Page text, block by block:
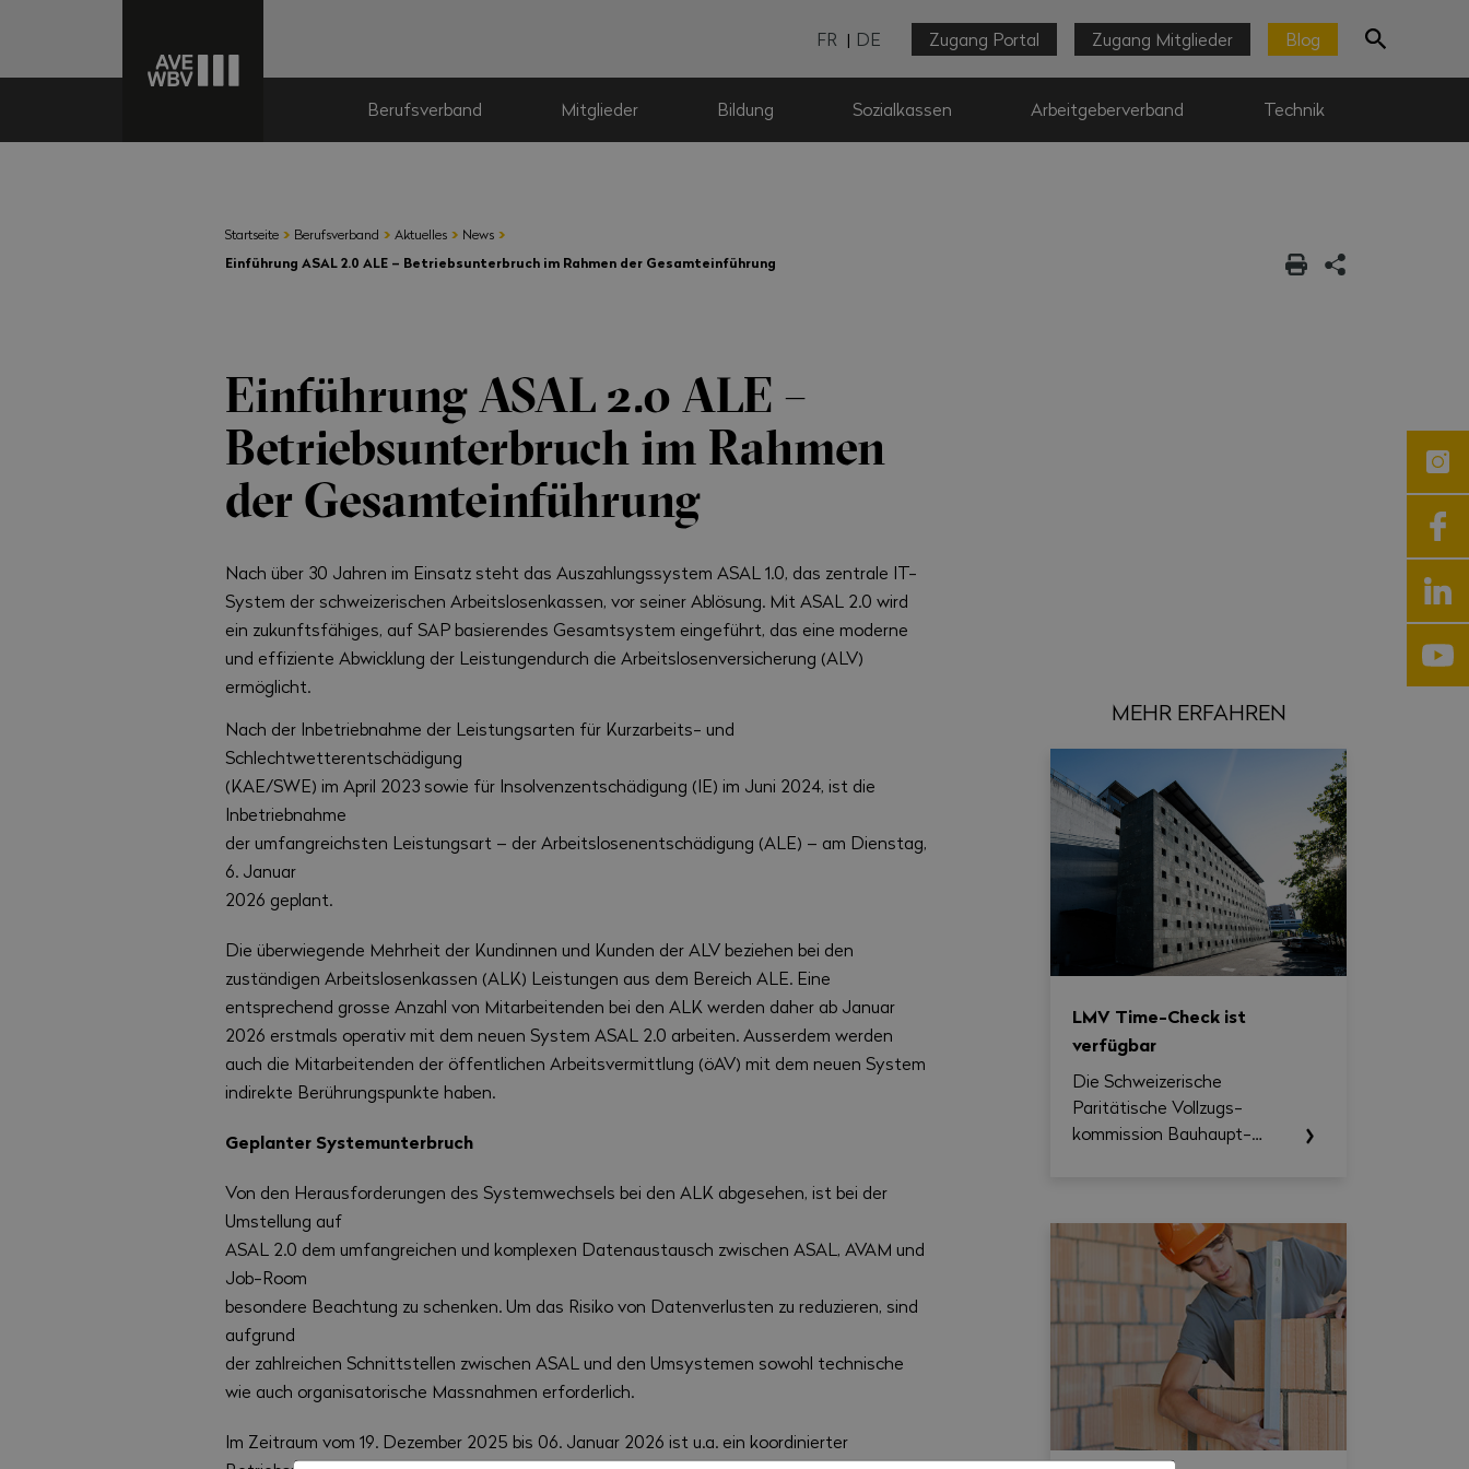
FR DE Zugang Portal Zugang Mitglieder Blog
Berufsverband Mitglieder Bildung Sozialkassen Arbeitgeberverband Technik
Startseite › Berufsverband › Aktuelles › News ›
Einführung ASAL 2.0 ALE – Betriebsunterbruch im Rahmen der Gesamteinführung
Einführung ASAL 2.0 ALE –
Betriebsunterbruch im Rahmen
der Gesamteinführung
Nach über 30 Jahren im Einsatz steht das Auszahlungssystem ASAL 1.0, das zentrale IT-
System der schweizerischen Arbeitslosenkassen, vor seiner Ablösung. Mit ASAL 2.0 wird
ein zukunftsfähiges, auf SAP basierendes Gesamtsystem eingeführt, das eine moderne
und effiziente Abwicklung der Leistungendurch die Arbeitslosenversicherung (ALV)
ermöglicht.
Nach der Inbetriebnahme der Leistungsarten für Kurzarbeits- und
Schlechtwetterentschädigung
(KAE/SWE) im April 2023 sowie für Insolvenzentschädigung (IE) im Juni 2024, ist die
Inbetriebnahme
der umfangreichsten Leistungsart – der Arbeitslosenentschädigung (ALE) – am Dienstag,
6. Januar
2026 geplant.
Die überwiegende Mehrheit der Kundinnen und Kunden der ALV beziehen bei den
zuständigen Arbeitslosenkassen (ALK) Leistungen aus dem Bereich ALE. Eine
entsprechend grosse Anzahl von Mitarbeitenden bei den ALK werden daher ab Januar
2026 erstmals operativ mit dem neuen System ASAL 2.0 arbeiten. Ausserdem werden
auch die Mitarbeitenden der öffentlichen Arbeitsvermittlung (öAV) mit dem neuen System
indirekte Berührungspunkte haben.
Geplanter Systemunterbruch
Von den Herausforderungen des Systemwechsels bei den ALK abgesehen, ist bei der
Umstellung auf
ASAL 2.0 dem umfangreichen und komplexen Datenaustausch zwischen ASAL, AVAM und
Job-Room
besondere Beachtung zu schenken. Um das Risiko von Datenverlusten zu reduzieren, sind
aufgrund
der zahlreichen Schnittstellen zwischen ASAL und den Umsystemen sowohl technische
wie auch organisatorische Massnahmen erforderlich.
Im Zeitraum vom 19. Dezember 2025 bis 06. Januar 2026 ist u.a. ein koordinierter
MEHR ERFAHREN
LMV Time-Check ist
verfügbar
Die Schweizerische
Paritätische Vollzugs­
kommission Bau­haupt­
Berufskommissionen ab
sofort das LMV Time-Check
zur Verfügung, ein Tool, das
die Umsetzung des
Gesamtarbeitsvertrags
2026–2031 erleichtern soll.
Damit lassen sich
Arbeitszeit, Überstunden,